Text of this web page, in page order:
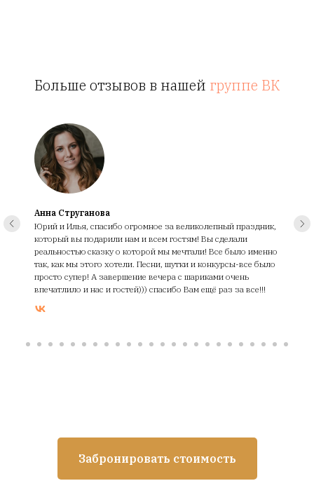
Больше отзывов в нашей группе ВК
Анна Струганова
Юрий и Илья, спасибо огромное за великолепный праздник,
который вы подарили нам и всем гостям! Вы сделали
реальностью сказку о которой мы мечтали! Все было именно
так, как мы этого хотели. Песни, шутки и конкурсы-все было
просто супер! А завершение вечера с шариками очень
впечатлило и нас и гостей))) спасибо Вам ещё раз за все!!!
Забронировать стоимость